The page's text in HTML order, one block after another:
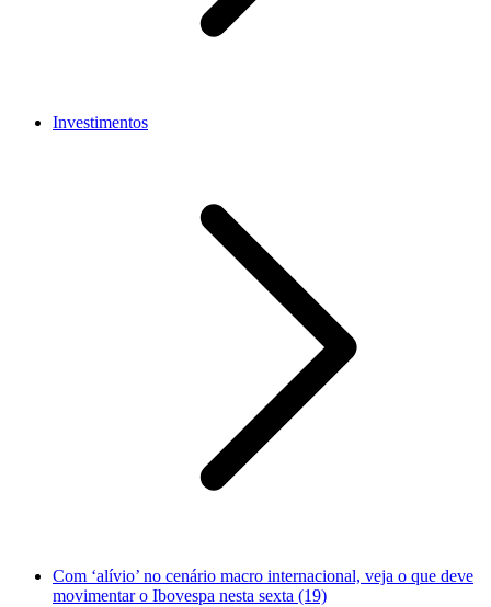
Investimentos
Com ‘alívio’ no cenário macro internacional, veja o que deve
movimentar o Ibovespa nesta sexta (19)